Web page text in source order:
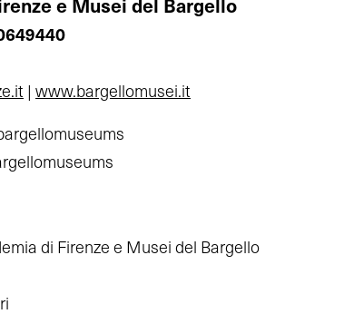
e Musei del Bargello
| www.bargellomusei.it
di Firenze e Musei del Bargello